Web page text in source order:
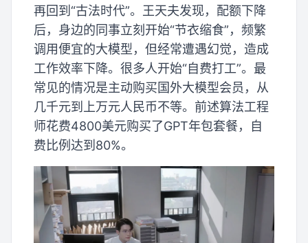
再回到“古法时代”。王天夫发现，配额下降
后，身边的同事立刻开始“节衣缩食”，频繁
调用便宜的大模型，但经常遭遇幻觉，造成
工作效率下降。很多人开始“自费打工”。最
常见的情况是主动购买国外大模型会员，从
几千元到上万元人民币不等。前述算法工程
师花费4800美元购买了GPT年包套餐，自
费比例达到80%。